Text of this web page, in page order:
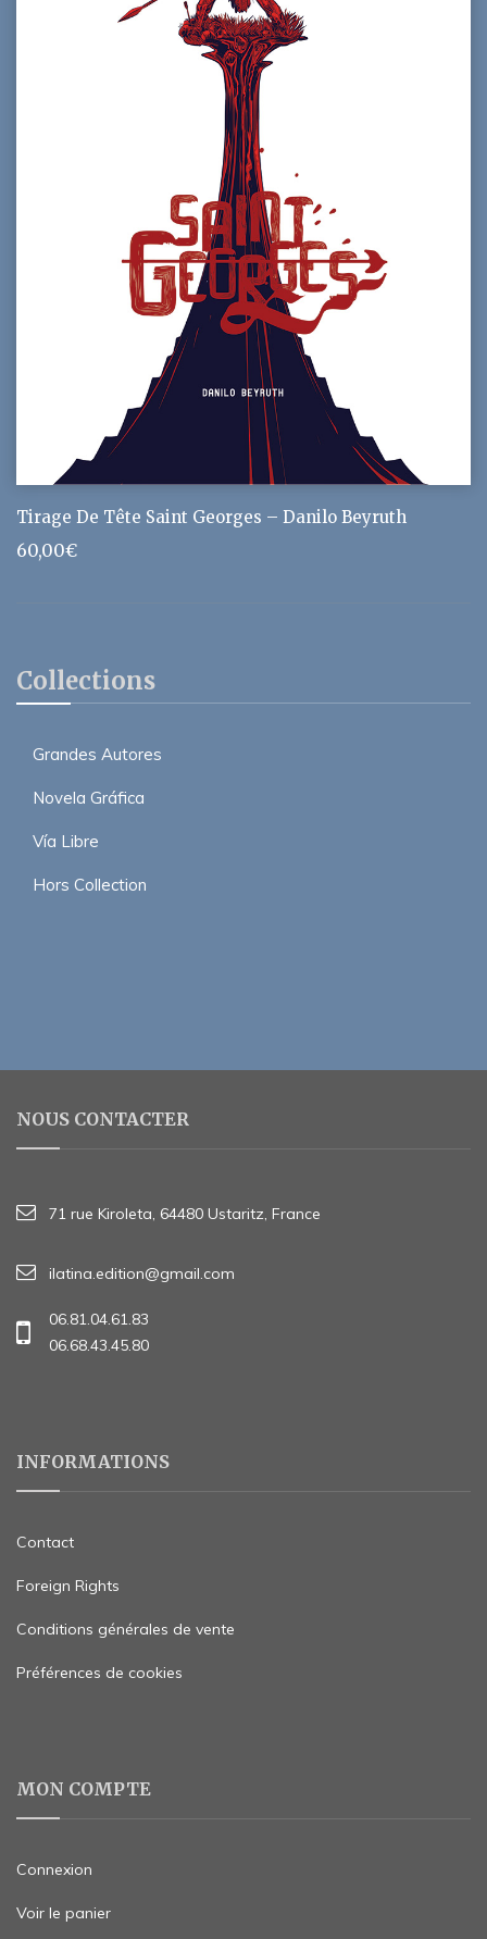
Collections
Grandes Autores
Novela Gráfica
Vía Libre
Hors Collection
Tirage De Tête Saint Georges – Danilo Beyruth
60,00€
NOUS CONTACTER
71 rue Kiroleta, 64480 Ustaritz, France
ilatina.edition@gmail.com
06.81.04.61.83
06.68.43.45.80
INFORMATIONS
Contact
Foreign Rights
Conditions générales de vente
Préférences de cookies
MON COMPTE
Connexion
Voir le panier